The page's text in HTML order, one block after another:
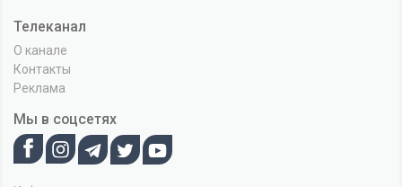
Телеканал
О канале
Контакты
Реклама
Мы в соцсетях